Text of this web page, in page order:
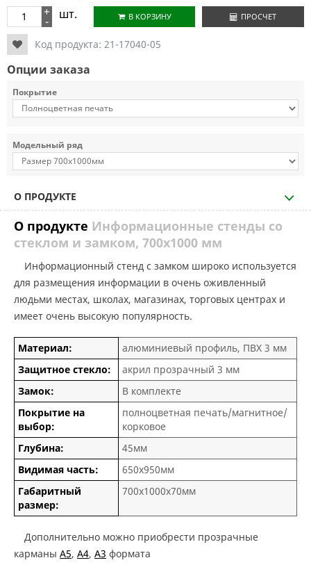
+
- шт. В КОРЗИНУ ПРОСЧЕТ
Код продукта: 21-17040-05
Опции заказа
Покрытие
Модельный ряд
О ПРОДУКТЕ
О продукте Информационные стенды со
стеклом и замком, 700х1000 мм
Информационный стенд с замком широко используется
для размещения информации в очень оживленный
людьми местах, школах, магазинах, торговых центрах и
имеет очень высокую популярность.
Материал:
алюминиевый профиль, ПВХ 3 мм
Защитное стекло:
акрил прозрачный 3 мм
Замок:
В комплекте
Покрытие на
выбор:
полноцветная печать/магнитное/
корковое
Глубина:
45мм
Видимая часть:
650х950мм
Габаритный
размер:
700х1000х70мм
Дополнительно можно приобрести прозрачные
карманы А5, А4, А3 формата